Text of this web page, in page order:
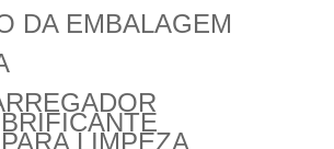
DA EMBALAGEM
LIMPEZA